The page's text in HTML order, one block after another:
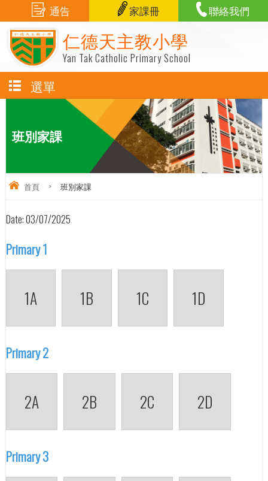
仁德天主教小學
Yan Tak Catholic Primary School
通告 家課冊 聯絡我們
選單
班別家課
首頁 > 班別家課
Date:03/07/2025
Primary 1
1A 1B 1C 1D
Primary 2
2A 2B 2C 2D
Primary 3